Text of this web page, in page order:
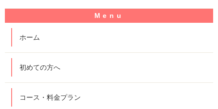
ホーム
初めての方へ
コース・料金プラン